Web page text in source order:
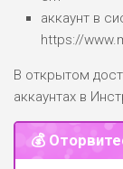
аккаунт в
https://
В открытом
аккаунтах в
💰